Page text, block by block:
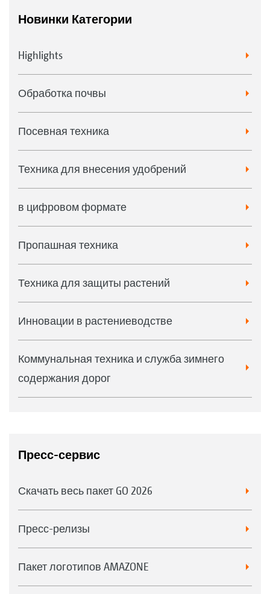
Новинки Категории
Highlights
Обработка почвы
Посевная техника
Техника для внесения удобрений
в цифровом формате
Пропашная техника
Техника для защиты растений
Инновации в растениеводстве
Коммунальная техника и служба зимнего
содержания дорог
Пресс-сервис
Скачать весь пакет GO 2026
Пресс-релизы
Пакет логотипов AMAZONE